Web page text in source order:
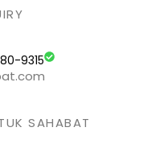
9315
SAHABAT